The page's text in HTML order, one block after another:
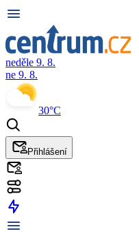
neděle 9. 8.
ne 9. 8.
30°C
Přihlášení